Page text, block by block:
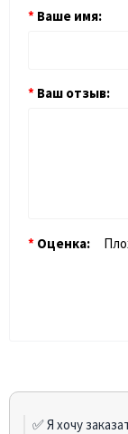
Ваше имя:
Ваш отзыв:
Оценка:
✅ Я хочу